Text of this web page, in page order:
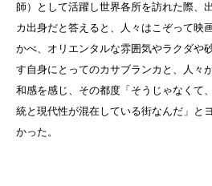
師）として活躍し世界各所を訪れた際、
カ出身だと答えると、人々はこぞって映
かべ、オリエンタルな雰囲気やラクダや
す自身にとってのカサブランカと、人々
和感を感じ、その都度「そうじゃなくて
統と現代性が混在している街なんだ」と
かった。